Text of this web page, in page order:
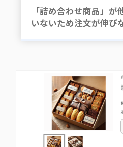
「詰め合わせ商品」
いないため注文が伸び